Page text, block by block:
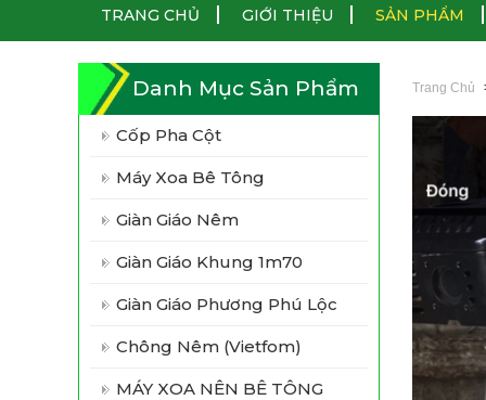
TRANG CHỦ GIỚI THIỆU SẢN PHẨM
Danh Mục Sản Phẩm
Cốp Pha Cột
Máy Xoa Bê Tông
Giàn Giáo Nêm
Giàn Giáo Khung 1m70
Giàn Giáo Phương Phú Lộc
Chông Nêm (vietfom)
MÁY XOA NÊN BÊ TÔNG
Trang Chủ